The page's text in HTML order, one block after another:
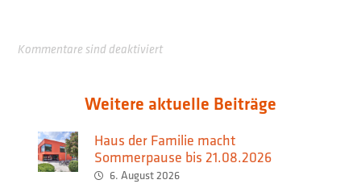
Kommentare sind deaktiviert
Weitere aktuelle Beiträge
Haus der Familie macht
Sommerpause bis 21.08.2026
6. August 2026